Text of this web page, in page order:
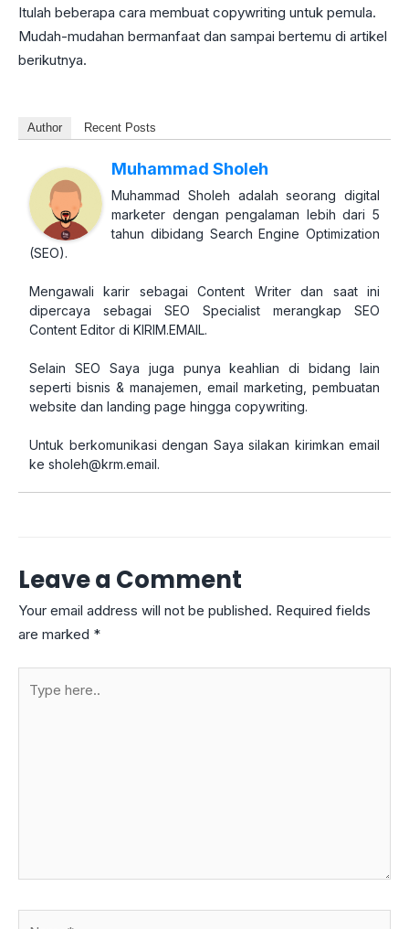
Itulah beberapa cara membuat copywriting untuk pemula.
Mudah-mudahan bermanfaat dan sampai bertemu di artikel
berikutnya.
Author Recent Posts
Muhammad Sholeh
Muhammad Sholeh adalah seorang digital
marketer dengan pengalaman lebih dari 5
tahun dibidang Search Engine Optimization
(SEO).
Mengawali karir sebagai Content Writer dan saat ini
dipercaya sebagai SEO Specialist merangkap SEO
Content Editor di KIRIM.EMAIL.
Selain SEO Saya juga punya keahlian di bidang lain
seperti bisnis & manajemen, email marketing, pembuatan
website dan landing page hingga copywriting.
Untuk berkomunikasi dengan Saya silakan kirimkan email
ke sholeh@krm.email.
Leave a Comment
Your email address will not be published. Required fields
are marked *
here..